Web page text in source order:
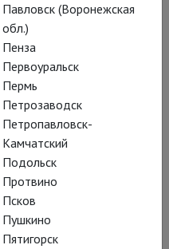
и летом – Зальцбург
Она звучит на
театрах, в церквях
себя самых именитых
и критиков. И,
всего света. Потому что
нет: Зальцбургский
оперными
желание
Павловск (Воронежская
обл.)
Пенза
Первоуральск
Пермь
Петрозаводск
Петропавловск-
Камчатский
Подольск
Протвино
Псков
Пушкино
Пятигорск